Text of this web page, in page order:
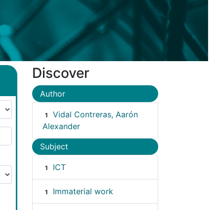
Discover
Author
1
Vidal Contreras, Aarón
Alexander
Subject
1 ICT
1 Immaterial work